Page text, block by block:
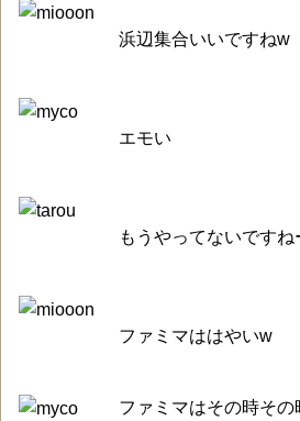
浜辺集合いいですねw
エモい
もうやってないですね
ファミマははやいw
ファミマはその時そ